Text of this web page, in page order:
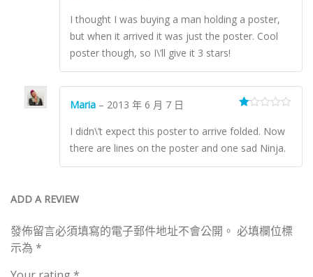
I thought I was buying a man holding a poster,
but when it arrived it was just the poster. Cool
poster though, so I\’ll give it 3 stars!
te
d
1
ou
t
Maria – 2013 年 6 月 7 日
I didn\’t expect this poster to arrive folded. Now
there are lines on the poster and one sad Ninja.
ADD A REVIEW
發佈留言必須填寫的電子郵件地址不會公開。 必填欄位標
示為 *